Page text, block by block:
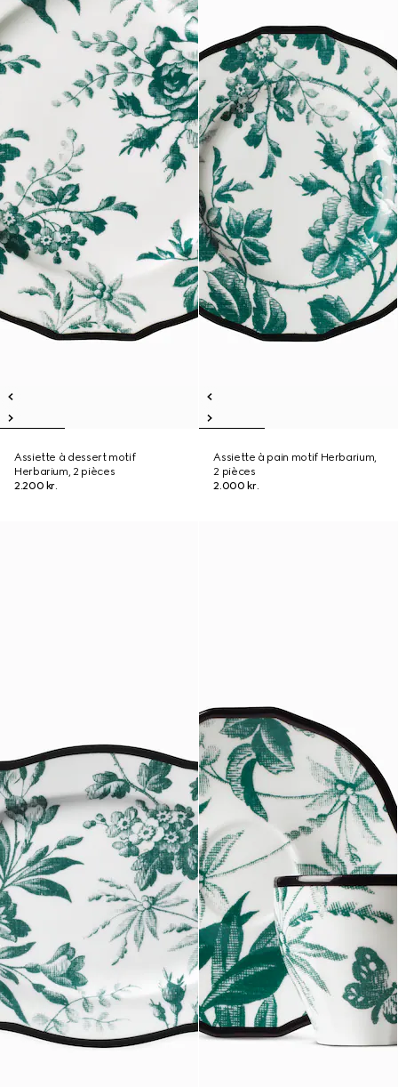
Assiette à dessert motif
Herbarium, 2 pièces
2.200 kr.
Assiette à pain motif Herbarium,
2 pièces
2.000 kr.